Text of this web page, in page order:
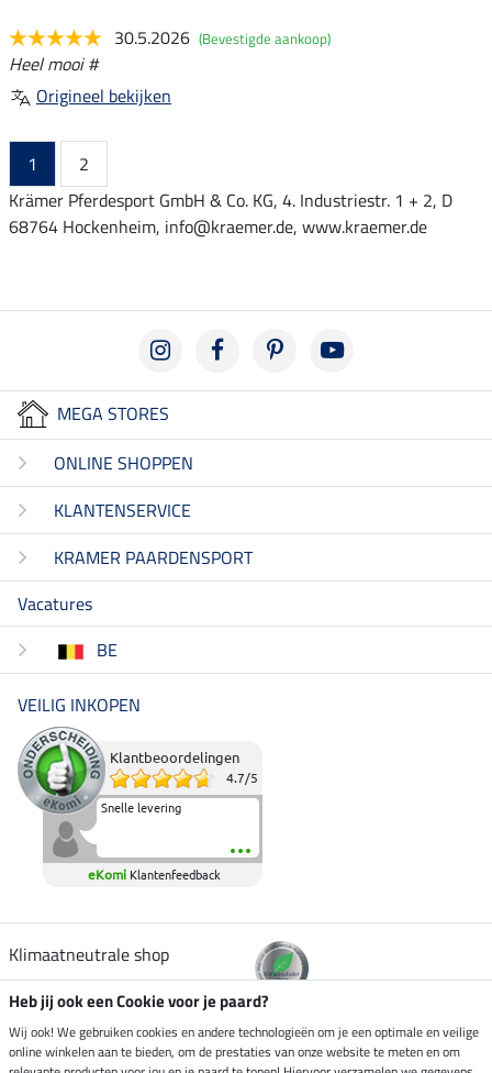
30.5.2026 (Bevestigde aankoop)
Heel mooi #
Origineel bekijken
1
2
Krämer Pferdesport GmbH & Co. KG, 4. Industriestr. 1 + 2, D
68764 Hockenheim, info@kraemer.de, www.kraemer.de
MEGA STORES
ONLINE SHOPPEN
KLANTENSERVICE
KRAMER PAARDENSPORT
Vacatures
BE
VEILIG INKOPEN
Klantbeoordelingen
4.7/5
Snelle levering
eKomi Klantenfeedback
Klimaatneutrale shop
Verzending per
Heb jij ook een Cookie voor je paard?
Wij ook! We gebruiken cookies en andere technologieën om je een optimale en veilige
online winkelen aan te bieden, om de prestaties van onze website te meten en om